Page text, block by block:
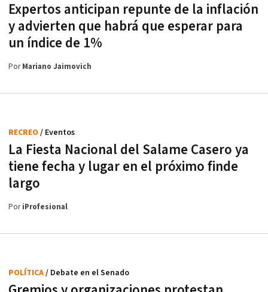
Expertos anticipan repunte de la inflación
y advierten que habrá que esperar para
un índice de 1%
PorMariano Jaimovich
La Fiesta Nacional del Salame Casero ya
tiene fecha y lugar en el próximo finde
largo
RECREO / Eventos
PoriProfesional
POLÍTICA/ Debate en el Senado